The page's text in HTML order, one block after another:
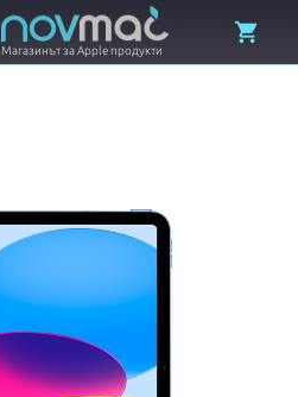
Магазинът за Apple продукти
